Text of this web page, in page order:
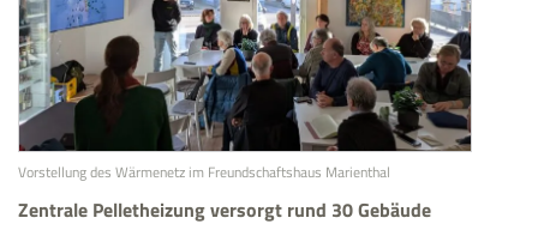
Vorstellung des Wärmenetz im Freundschaftshaus Marienthal
Zentrale Pelletheizung versorgt rund 30 Gebäude